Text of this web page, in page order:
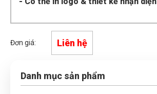
Đơn giá: Liên hệ
Danh mục sản phẩm